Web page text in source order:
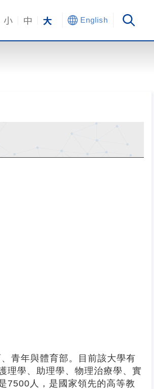
小 中 大 English
青年與體育部。目前該大學有
理學、助理學、物理治療學、實
7500人，是國家領先的高等教